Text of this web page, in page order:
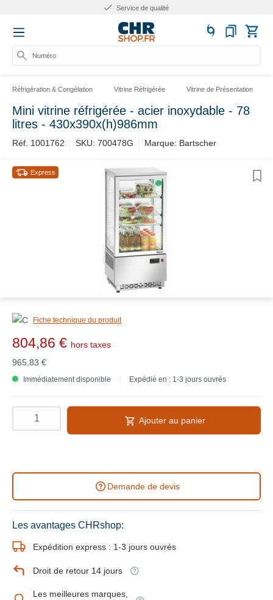
Service de qualité
Numéro
Réfrigération & Congélation Vitrine Réfrigérée Vitrine de Présentation
Mini vitrine réfrigérée - acier inoxydable - 78
litres - 430x390x(h)986mm
Réf. 1001762 SKU: 700478G Marque: Bartscher
Express
Fiche technique du produit
804,86 € hors taxes
965,83 €
Immédiatement disponible Expédié en : 1-3 jours ouvrés
Ajouter au panier
Demande de devis
Les avantages CHRshop:
Expédition express : 1-3 jours ouvrés
Droit de retour 14 jours
Les meilleures marques,